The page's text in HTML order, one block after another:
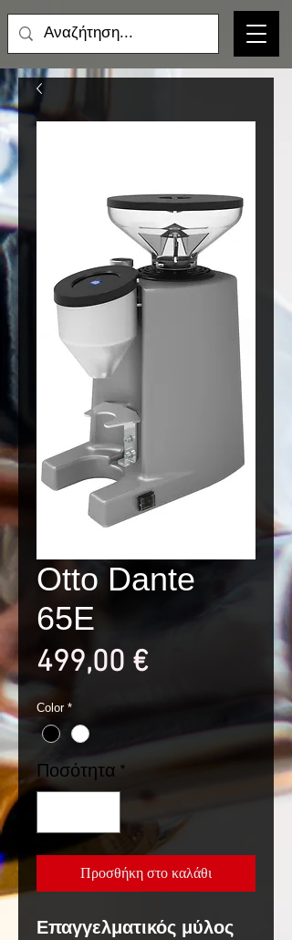
Otto Dante
65E
499,00 €Τιμή
Color *
Ποσότητα *
Προσθήκη στο καλάθι
Επαγγελματικός μύλος